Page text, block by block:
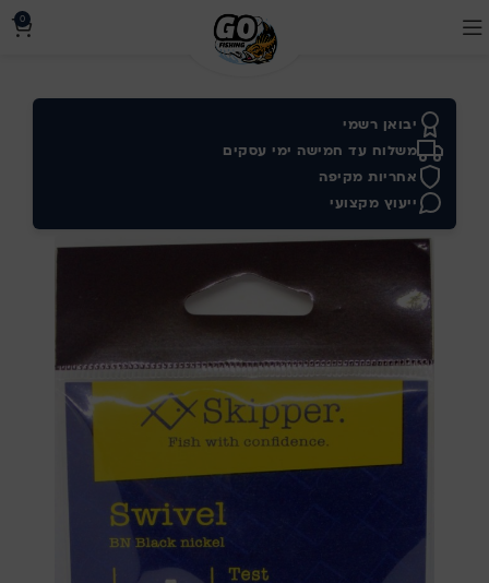
0
יבואן רשמי
משלוח עד חמישה ימי עסקים
אחריות מקיפה
ייעוץ מקצועי